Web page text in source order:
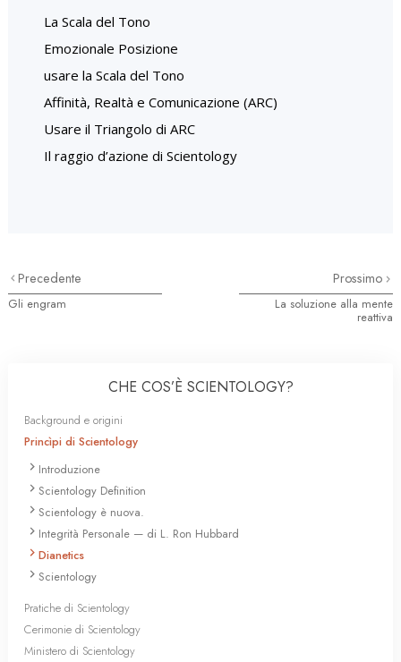
La Scala del Tono
Emozionale Posizione
usare la Scala del Tono
Affinità, Realtà e Comunicazione (ARC)
Usare il Triangolo di ARC
Il raggio d’azione di Scientology
Precedente
Gli engram
Prossimo
La soluzione alla mente
reattiva
CHE COS’È SCIENTOLOGY?
Background e origini
Princìpi di Scientology
Introduzione
Scientology Definition
Scientology è nuova.
Integrità Personale — di L. Ron Hubbard
Dianetics
Scientology
Pratiche di Scientology
Cerimonie di Scientology
Ministero di Scientology